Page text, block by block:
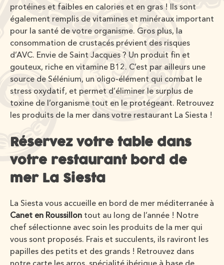
protéines et faibles en calories et en gras ! Ils sont
également remplis de vitamines et minéraux important
pour la santé de votre organisme. Gros plus, la
consommation de crustacés prévient des risques
d’AVC. Envie de Saint Jacques ? Un produit fin et
gouteux, riche en vitamine B12. C’est par ailleurs une
source de Sélénium, un oligo-élément qui combat le
stress oxydatif, et permet d’éliminer le surplus de
toxine de l’organisme tout en le protégeant. Retrouvez
les produits de la mer dans votre restaurant La Siesta !
Réservez votre table dans
votre restaurant bord de
mer La Siesta
La Siesta vous accueille en bord de mer méditerranée à
Canet en Roussillon tout au long de l’année ! Notre
chef sélectionne avec soin les produits de la mer qui
vous sont proposés. Frais et succulents, ils raviront les
papilles des petits et des grands ! Retrouvez dans
notre carte les arros, spécialité ibérique à base de